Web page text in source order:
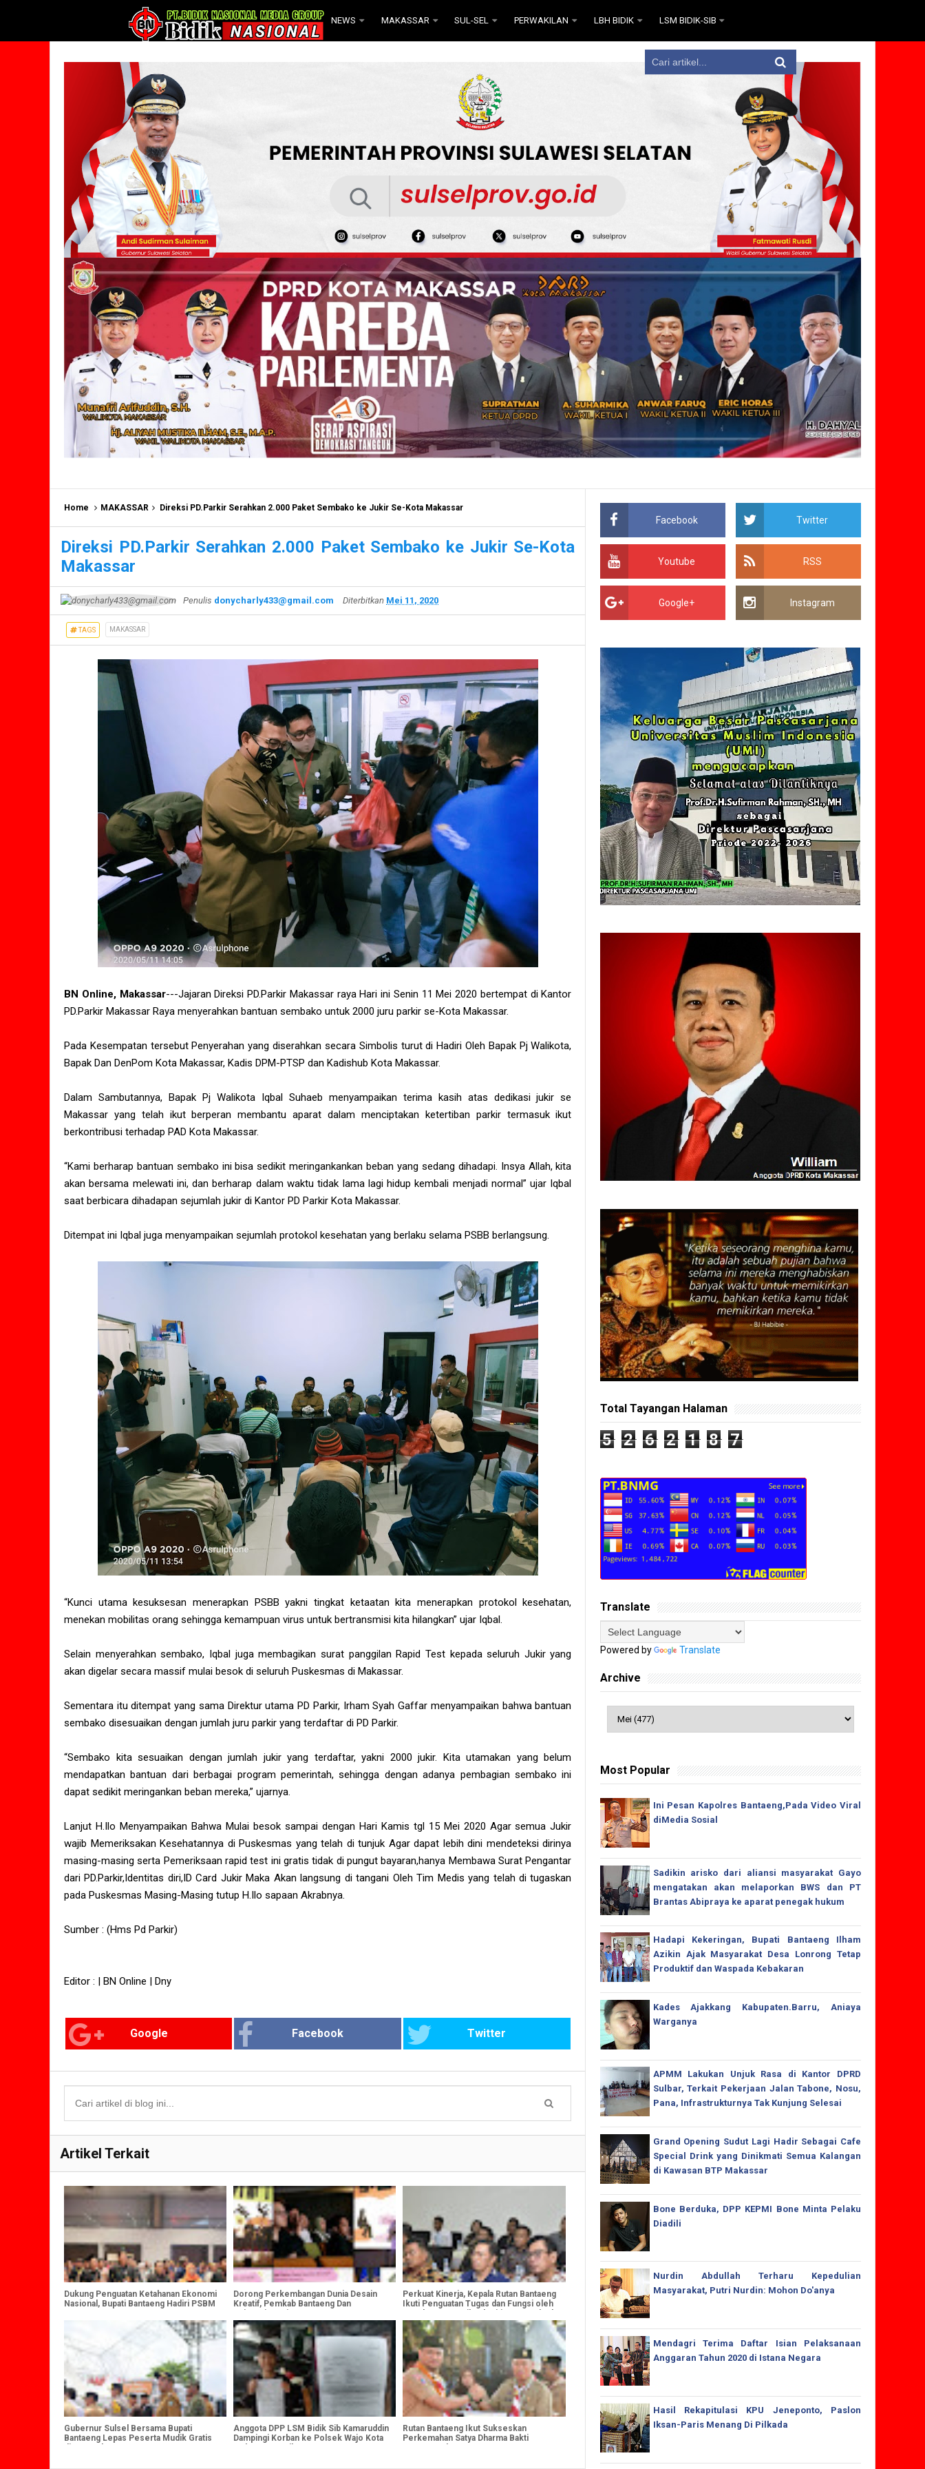
NEWS MAKASSAR SUL-SEL PERWAKILAN LBH BIDIK LSM BIDIK-SIB
Home MAKASSAR Direksi PD.Parkir Serahkan 2.000 Paket Sembako ke Jukir Se-Kota Makassar
Direksi PD.Parkir Serahkan 2.000 Paket Sembako ke Jukir Se-Kota
Makassar
Penulis donycharly433@gmail.com Diterbitkan Mei 11, 2020
TAGS MAKASSAR
BN Online, Makassar---Jajaran Direksi PD.Parkir Makassar raya Hari ini Senin 11 Mei 2020 bertempat di Kantor
PD.Parkir Makassar Raya menyerahkan bantuan sembako untuk 2000 juru parkir se-Kota Makassar.
Pada Kesempatan tersebut Penyerahan yang diserahkan secara Simbolis turut di Hadiri Oleh Bapak Pj Walikota,
Bapak Dan DenPom Kota Makassar, Kadis DPM-PTSP dan Kadishub Kota Makassar.
Dalam Sambutannya, Bapak Pj Walikota Iqbal Suhaeb menyampaikan terima kasih atas dedikasi jukir se
Makassar yang telah ikut berperan membantu aparat dalam menciptakan ketertiban parkir termasuk ikut
berkontribusi terhadap PAD Kota Makassar.
“Kami berharap bantuan sembako ini bisa sedikit meringankankan beban yang sedang dihadapi. Insya Allah, kita
akan bersama melewati ini, dan berharap dalam waktu tidak lama lagi hidup kembali menjadi normal” ujar Iqbal
saat berbicara dihadapan sejumlah jukir di Kantor PD Parkir Kota Makassar.
Ditempat ini Iqbal juga menyampaikan sejumlah protokol kesehatan yang berlaku selama PSBB berlangsung.
“Kunci utama kesuksesan menerapkan PSBB yakni tingkat ketaatan kita menerapkan protokol kesehatan,
menekan mobilitas orang sehingga kemampuan virus untuk bertransmisi kita hilangkan” ujar Iqbal.
Selain menyerahkan sembako, Iqbal juga membagikan surat panggilan Rapid Test kepada seluruh Jukir yang
akan digelar secara massif mulai besok di seluruh Puskesmas di Makassar.
Sementara itu ditempat yang sama Direktur utama PD Parkir, Irham Syah Gaffar menyampaikan bahwa bantuan
sembako disesuaikan dengan jumlah juru parkir yang terdaftar di PD Parkir.
“Sembako kita sesuaikan dengan jumlah jukir yang terdaftar, yakni 2000 jukir. Kita utamakan yang belum
mendapatkan bantuan dari berbagai program pemerintah, sehingga dengan adanya pembagian sembako ini
dapat sedikit meringankan beban mereka,” ujarnya.
Lanjut H.Ilo Menyampaikan Bahwa Mulai besok sampai dengan Hari Kamis tgl 15 Mei 2020 Agar semua Jukir
wajib Memeriksakan Kesehatannya di Puskesmas yang telah di tunjuk Agar dapat lebih dini mendeteksi dirinya
masing-masing serta Pemeriksaan rapid test ini gratis tidak di pungut bayaran,hanya Membawa Surat Pengantar
dari PD.Parkir,Identitas diri,ID Card Jukir Maka Akan langsung di tangani Oleh Tim Medis yang telah di tugaskan
pada Puskesmas Masing-Masing tutup H.Ilo sapaan Akrabnya.
Sumber : (Hms Pd Parkir)
Editor : | BN Online | Dny
Google Facebook Twitter
Artikel Terkait
Dukung Penguatan Ketahanan Ekonomi
Nasional, Bupati Bantaeng Hadiri PSBM
Dorong Perkembangan Dunia Desain
Kreatif, Pemkab Bantaeng Dan
Makassar Tandatangai MoU
Perkuat Kinerja, Kepala Rutan Bantaeng
Ikuti Penguatan Tugas dan Fungsi oleh
Gubernur Sulsel Bersama Bupati
Bantaeng Lepas Peserta Mudik Gratis
Anggota DPP LSM Bidik Sib Kamaruddin
Dampingi Korban ke Polsek Wajo Kota
Rutan Bantaeng Ikut Sukseskan
Perkemahan Satya Dharma Bakti
Facebook Twitter
Youtube RSS
Google+ Instagram
Total Tayangan Halaman
5 2 6 2 1 8 7
Translate
Powered by Translate
Archive
Most Popular
Ini Pesan Kapolres Bantaeng,Pada Video Viral
diMedia Sosial
Sadikin arisko dari aliansi masyarakat Gayo
mengatakan akan melaporkan BWS dan PT
Brantas Abipraya ke aparat penegak hukum
Hadapi Kekeringan, Bupati Bantaeng Ilham
Azikin Ajak Masyarakat Desa Lonrong Tetap
Produktif dan Waspada Kebakaran
Kades Ajakkang Kabupaten.Barru, Aniaya
Warganya
APMM Lakukan Unjuk Rasa di Kantor DPRD
Sulbar, Terkait Pekerjaan Jalan Tabone, Nosu,
Pana, Infrastrukturnya Tak Kunjung Selesai
Grand Opening Sudut Lagi Hadir Sebagai Cafe
Special Drink yang Dinikmati Semua Kalangan
di Kawasan BTP Makassar
Bone Berduka, DPP KEPMI Bone Minta Pelaku
Diadili
Nurdin Abdullah Terharu Kepedulian
Masyarakat, Putri Nurdin: Mohon Do'anya
Mendagri Terima Daftar Isian Pelaksanaan
Anggaran Tahun 2020 di Istana Negara
Hasil Rekapitulasi KPU Jeneponto, Paslon
Iksan-Paris Menang Di Pilkada